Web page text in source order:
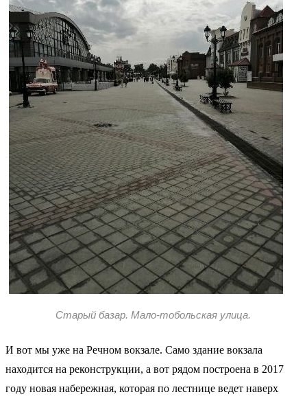
Старый базар. Мало-тобольская улица.
И вот мы уже на Речном вокзале. Само здание вокзала
находится на реконструкции, а вот рядом построена в 2017
году новая набережная, которая по лестнице ведет наверх